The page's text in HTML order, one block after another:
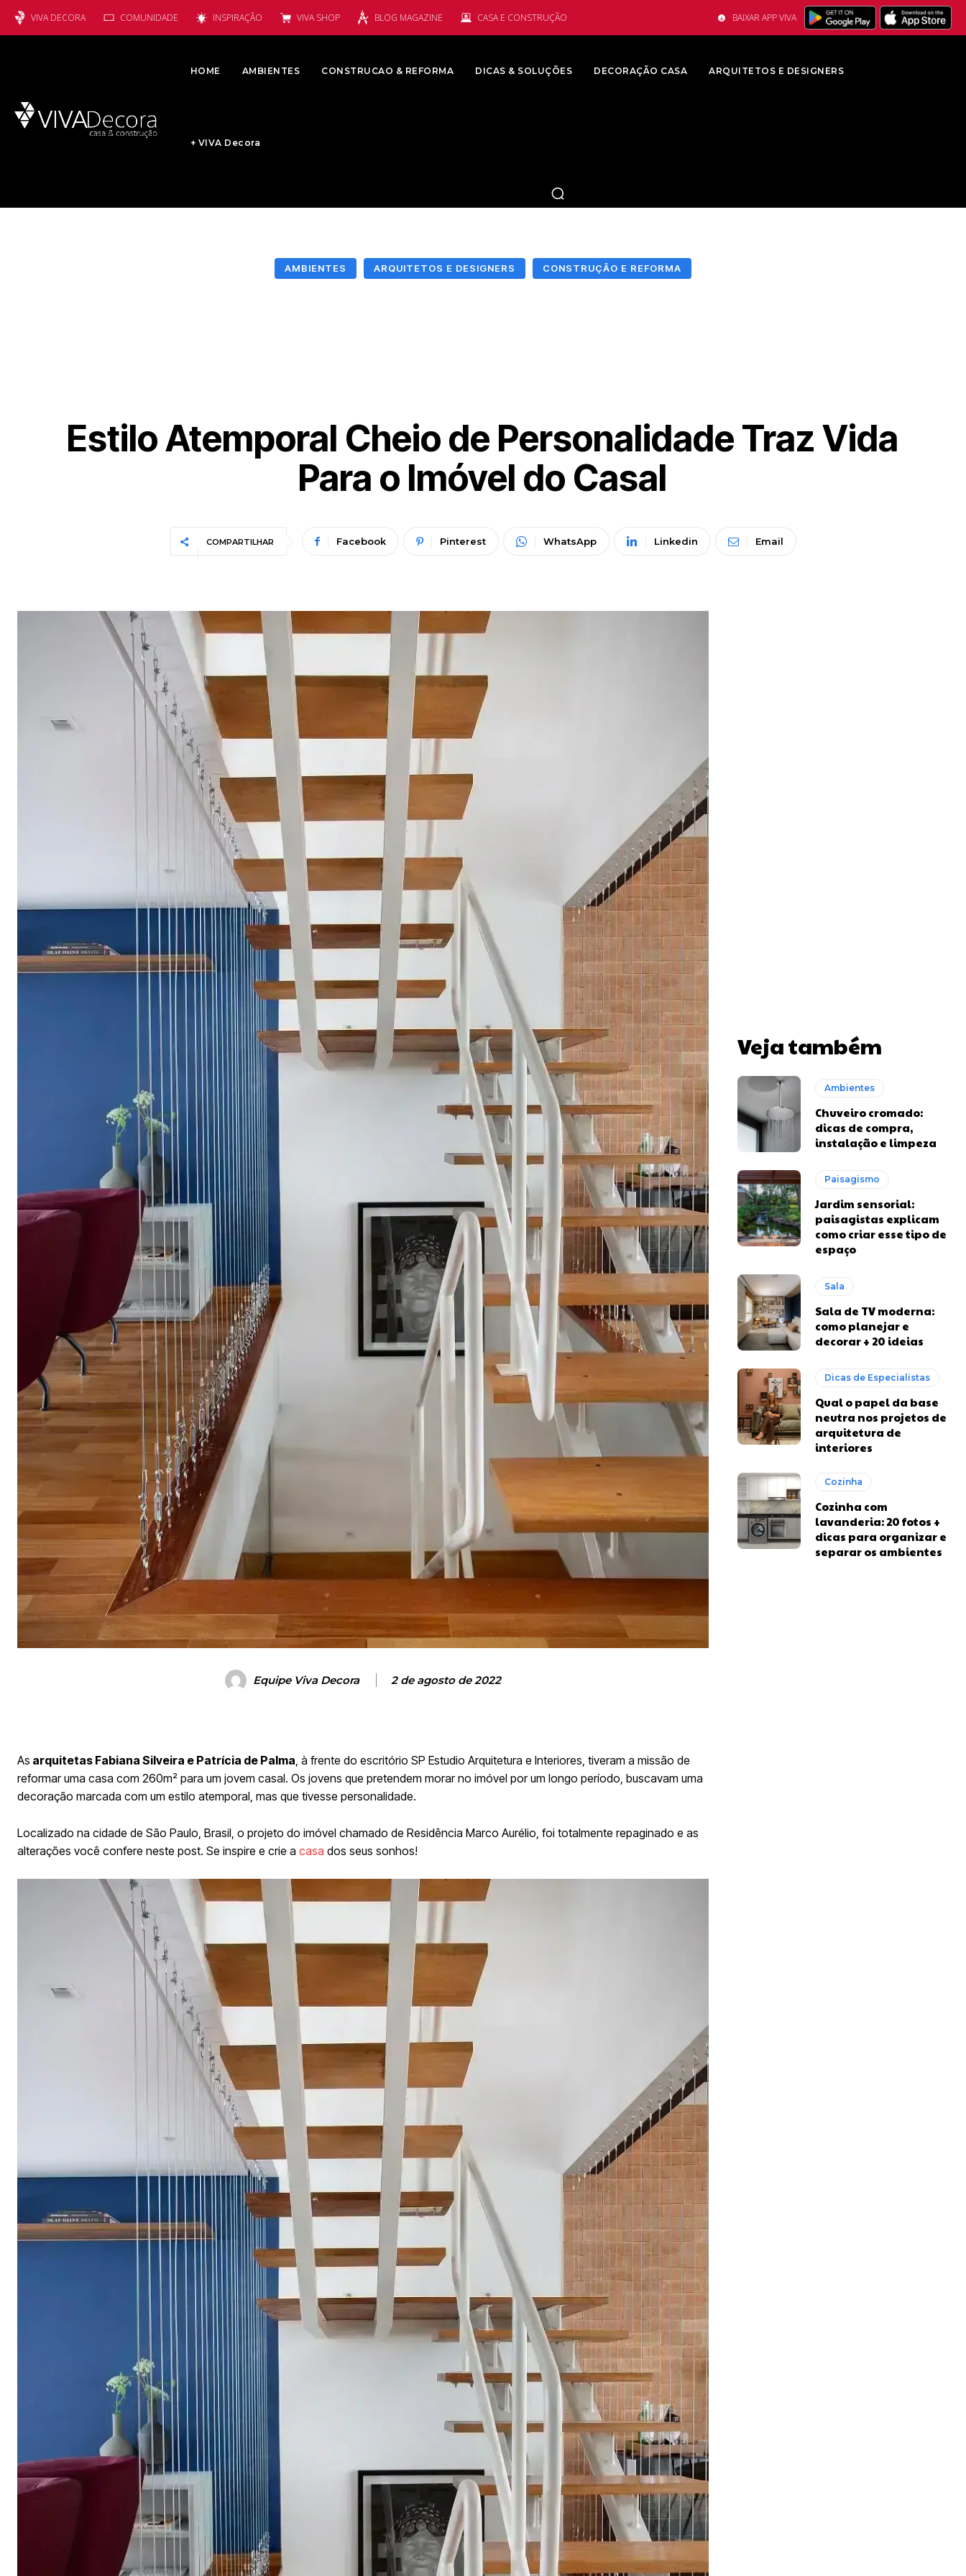
VIVA DECORA COMUNIDADE INSPIRAÇÃO VIVA SHOP BLOG MAGAZINE CASA E CONSTRUÇÃO BAIXAR APP VIVA
HOME AMBIENTES CONSTRUCAO & REFORMA DICAS & SOLUÇÕES DECORAÇÃO CASA ARQUITETOS E DESIGNERS
+ VIVA Decora
AMBIENTES ARQUITETOS E DESIGNERS CONSTRUÇÃO E REFORMA
Estilo Atemporal Cheio de Personalidade Traz Vida
Para o Imóvel do Casal
COMPARTILHAR Facebook Pinterest WhatsApp Linkedin Email
Equipe Viva Decora 2 de agosto de 2022
As arquitetas Fabiana Silveira e Patrícia de Palma, à frente do escritório SP Estudio Arquitetura e Interiores, tiveram a missão de
reformar uma casa com 260m² para um jovem casal. Os jovens que pretendem morar no imóvel por um longo período, buscavam uma
decoração marcada com um estilo atemporal, mas que tivesse personalidade.
Localizado na cidade de São Paulo, Brasil, o projeto do imóvel chamado de Residência Marco Aurélio, foi totalmente repaginado e as
alterações você confere neste post. Se inspire e crie a casa dos seus sonhos!
Veja também
Ambientes
Chuveiro cromado:
dicas de compra,
instalação e limpeza
Paisagismo
Jardim sensorial:
paisagistas explicam
como criar esse tipo de
espaço
Sala
Sala de TV moderna:
como planejar e
decorar + 20 ideias
Dicas de Especialistas
Qual o papel da base
neutra nos projetos de
arquitetura de
interiores
Cozinha
Cozinha com
lavanderia: 20 fotos +
dicas para organizar e
separar os ambientes